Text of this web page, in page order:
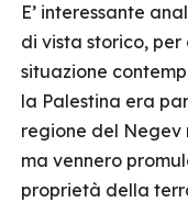
E’ interessante
di vista storico,
situazione
la Palestina era
regione del Negev
ma vennero
proprietà della